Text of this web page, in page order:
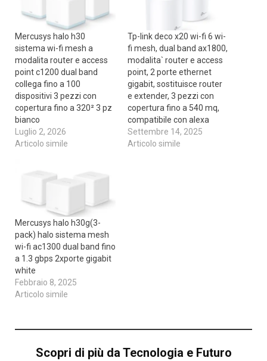
Mercusys halo h30
sistema wi-fi mesh a
modalita router e access
point c1200 dual band
collega fino a 100
dispositivi 3 pezzi con
copertura fino a 320² 3 pz
bianco
Luglio 2, 2026
Articolo simile
Tp-link deco x20 wi-fi 6 wi-
fi mesh, dual band ax1800,
modalita` router e access
point, 2 porte ethernet
gigabit, sostituisce router
e extender, 3 pezzi con
copertura fino a 540 mq,
compatibile con alexa
Settembre 14, 2025
Articolo simile
Mercusys halo h30g(3-
pack) halo sistema mesh
wi-fi ac1300 dual band fino
a 1.3 gbps 2xporte gigabit
white
Febbraio 8, 2025
Articolo simile
Scopri di più da Tecnologia e Futuro